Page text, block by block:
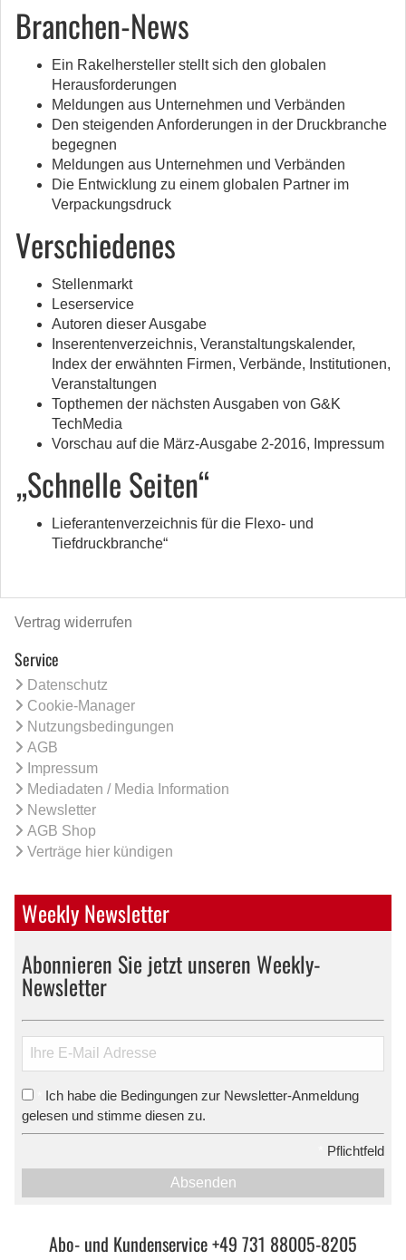
Branchen-News
Ein Rakelhersteller stellt sich den globalen
Herausforderungen
Meldungen aus Unternehmen und Verbänden
Den steigenden Anforderungen in der Druckbranche
begegnen
Meldungen aus Unternehmen und Verbänden
Die Entwicklung zu einem globalen Partner im
Verpackungsdruck
Verschiedenes
Stellenmarkt
Leserservice
Autoren dieser Ausgabe
Inserentenverzeichnis, Veranstaltungskalender,
Index der erwähnten Firmen, Verbände, Institutionen,
Veranstaltungen
Topthemen der nächsten Ausgaben von G&K
TechMedia
Vorschau auf die März-Ausgabe 2-2016, Impressum
„Schnelle Seiten“
Lieferantenverzeichnis für die Flexo- und
Tiefdruckbranche“
Vertrag widerrufen
Service
Datenschutz
Cookie-Manager
Nutzungsbedingungen
AGB
Impressum
Mediadaten / Media Information
Newsletter
AGB Shop
Verträge hier kündigen
Weekly Newsletter
Abonnieren Sie jetzt unseren Weekly-
Newsletter
Ich habe die Bedingungen zur Newsletter-Anmeldung
gelesen und stimme diesen zu.
Pflichtfeld
Absenden
Abo- und Kundenservice +49 731 88005-8205